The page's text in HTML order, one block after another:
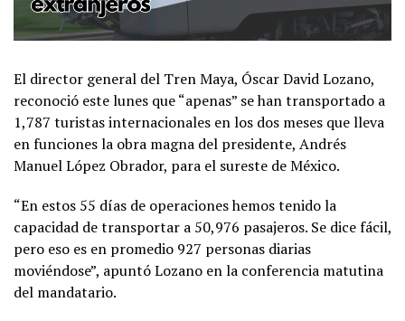
El director general del Tren Maya, Óscar David Lozano,
reconoció este lunes que “apenas” se han transportado a
1,787 turistas internacionales en los dos meses que lleva
en funciones la obra magna del presidente, Andrés
Manuel López Obrador, para el sureste de México.
“En estos 55 días de operaciones hemos tenido la
capacidad de transportar a 50,976 pasajeros. Se dice fácil,
pero eso es en promedio 927 personas diarias
moviéndose”, apuntó Lozano en la conferencia matutina
del mandatario.